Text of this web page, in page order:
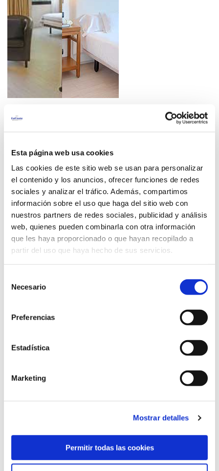
Esta página web usa cookies
Las cookies de este sitio web se usan para personalizar
el contenido y los anuncios, ofrecer funciones de redes
sociales y analizar el tráfico. Además, compartimos
información sobre el uso que haga del sitio web con
nuestros partners de redes sociales, publicidad y análisis
web, quienes pueden combinarla con otra información
que les haya proporcionado o que hayan recopilado a
partir del uso que haya hecho de sus servicios.
Necesario
Preferencias
Estadística
Marketing
Mostrar detalles
Permitir todas las cookies
JUNIOR
SUITE
2/5 Personas
1 Cuna
SUITE
2/5 Personas
1 Cuna
Y
PISCINA